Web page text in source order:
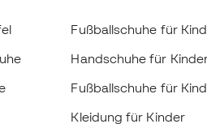
Fußballschuhe für
Handschuhe für
Fußballschuhe für
Kleidung für Kinder